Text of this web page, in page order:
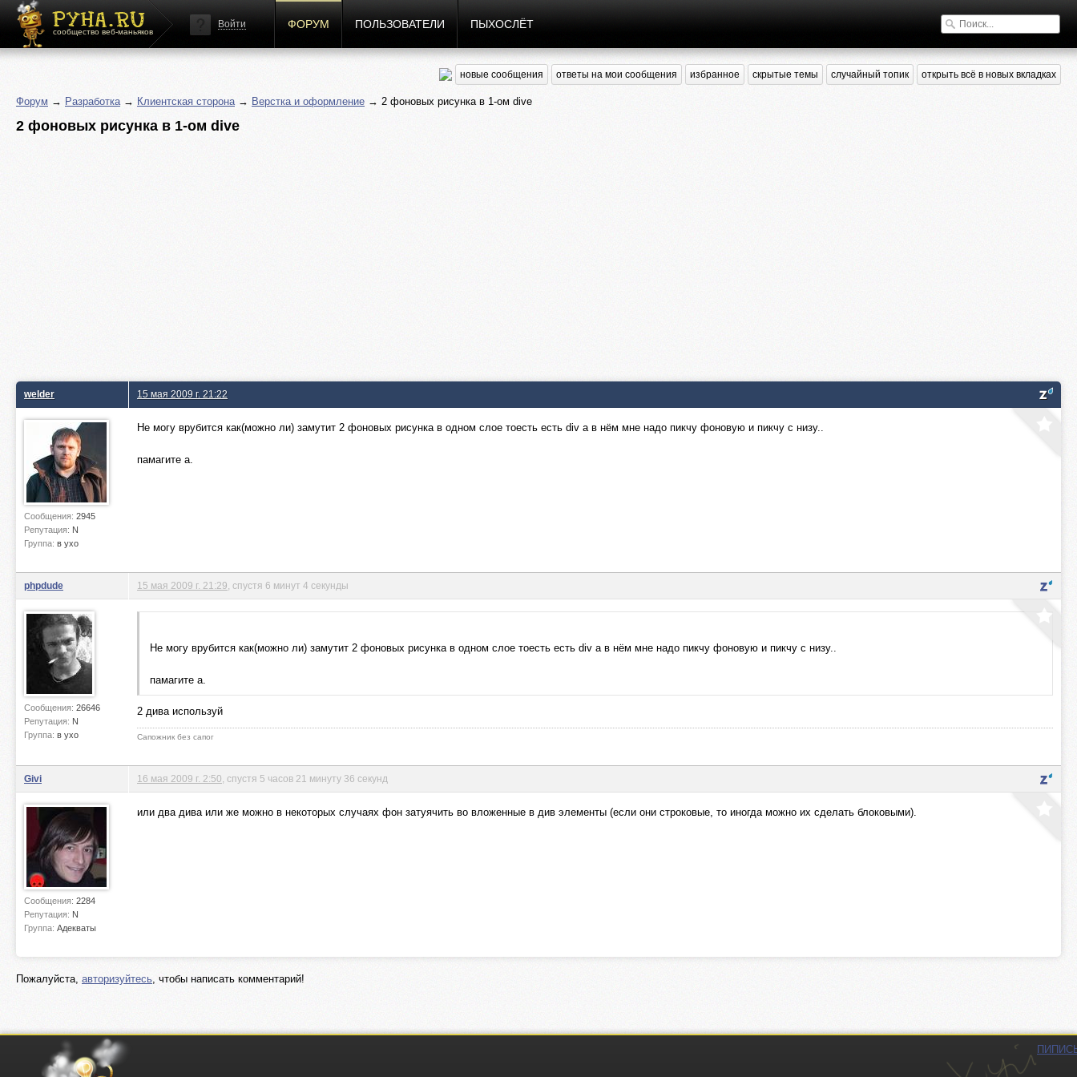
сообщество веб-маньяков
Войти ФОРУМ ПОЛЬЗОВАТЕЛИ ПЫХОСЛЁТ
новые сообщения ответы на мои сообщения избранное скрытые темы случайный топик открыть всё в новых вкладках
Форум → Разработка→ Клиентская сторона→ Верстка и оформление → 2 фоновых рисунка в 1-ом dive
2 фоновых рисунка в 1-ом dive
welder
Сообщения: 2945
Репутация: N
Группа: в ухо
15 мая 2009 г. 21:22
Не могу врубится как(можно ли) замутит 2 фоновых рисунка в одном слое тоесть есть div а в нём мне надо пикчу фоновую и пикчу с низу..
памагите а.
phpdude
Сообщения: 26646
Репутация: N
Группа: в ухо
15 мая 2009 г. 21:29 , спустя 6 минут 4 секунды
Не могу врубится как(можно ли) замутит 2 фоновых рисунка в одном слое тоесть есть div а в нём мне надо пикчу фоновую и пикчу с низу..
памагите а.
2 дива используй
Сапожник без сапог
Givi
Сообщения: 2284
Репутация: N
Группа: Адекваты
16 мая 2009 г. 2:50 , спустя 5 часов 21 минуту 36 секунд
или два дива или же можно в некоторых случаях фон затуячить во вложенные в див элементы (если они строковые, то иногда можно их сделать блоковыми).
Пожалуйста, авторизуйтесь, чтобы написать комментарий!